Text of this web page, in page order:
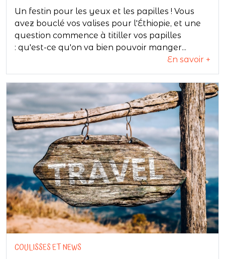
Un festin pour les yeux et les papilles ! Vous
avez bouclé vos valises pour l'Éthiopie, et une
question commence à titiller vos papilles
: qu'est-ce qu'on va bien pouvoir manger...
En savoir +
COULISSES ET NEWS